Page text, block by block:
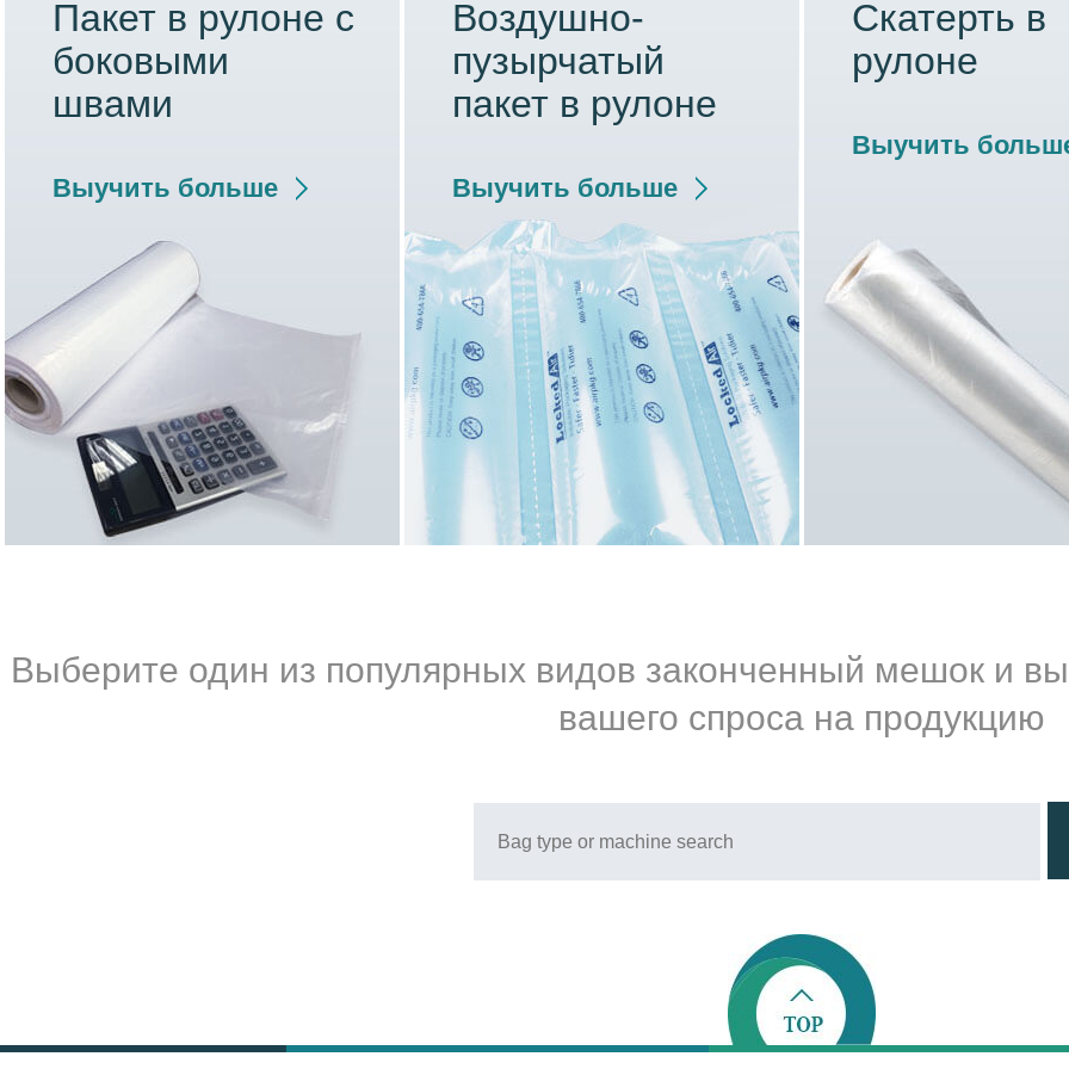
Пакет в рулоне с
боковыми
швами
Выучить больше
Воздушно-
пузырчатый
пакет в рулоне
Выучить больше
Скатерть в
рулоне
Выучить
Выберите один из популярных видов законченный мешок и
вашего спроса на продукцию